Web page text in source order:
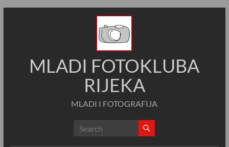
MLADI FOTOKLUBA
RIJEKA
MLADI I FOTOGRAFIJA